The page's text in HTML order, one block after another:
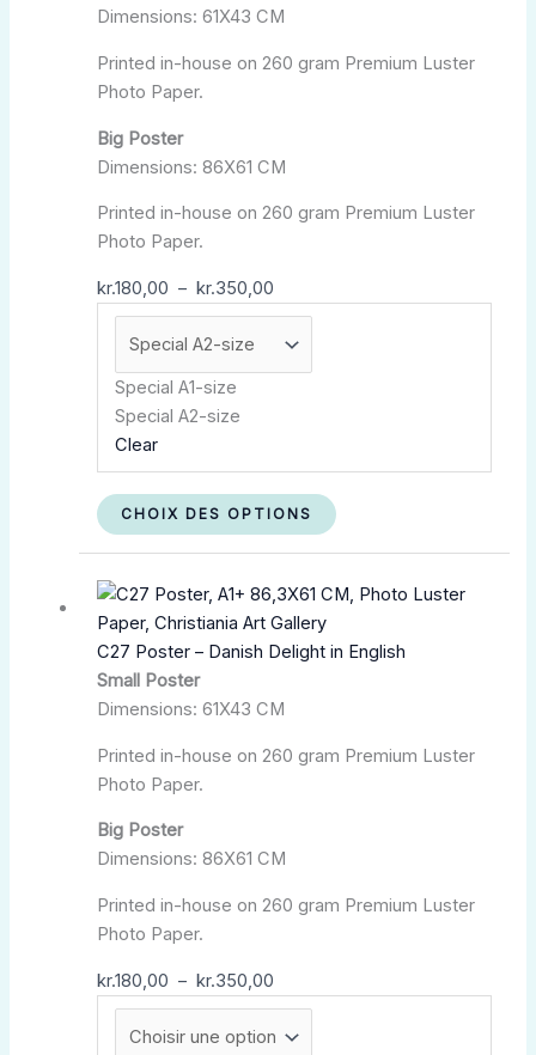
Dimensions: 61X43 CM
Printed in-house on 260 gram Premium Luster
Photo Paper.
Big Poster
Dimensions: 86X61 CM
Printed in-house on 260 gram Premium Luster
Photo Paper.
kr.180,00 – kr.350,00
kr.350,00
Special A1-size
Special A2-size
Clear
CHOIX DES OPTIONS
peuvent
page
C27 Poster – Danish Delight in English
Small Poster
Dimensions: 61X43 CM
Printed in-house on 260 gram Premium Luster
Photo Paper.
Big Poster
Dimensions: 86X61 CM
Printed in-house on 260 gram Premium Luster
Photo Paper.
kr.180,00 – kr.350,00
de
prix :
kr.180,00
kr.350,00
produit
plusieurs
peuvent
page